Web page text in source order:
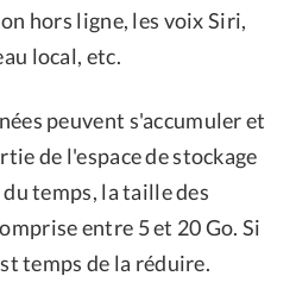
hors ligne, les voix Siri,
local, etc.
peuvent s'accumuler et
de l'espace de stockage
temps, la taille des
entre 5 et 20 Go. Si
temps de la réduire.